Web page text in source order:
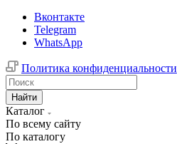
Вконтакте
Telegram
WhatsApp
Политика конфиденциальности
Найти
Каталог
По всему сайту
По каталогу